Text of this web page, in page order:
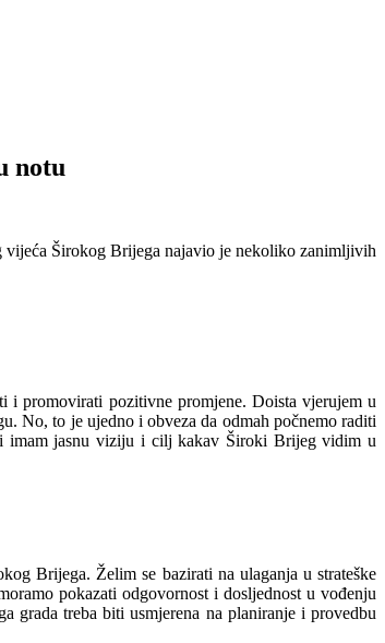
notu
Širokog Brijega najavio je nekoliko zanimljivih
i promovirati pozitivne promjene. Doista vjerujem u
No, to je ujedno i obveza da odmah počnemo raditi
imam jasnu viziju i cilj kakav Široki Brijeg vidim u
Brijega. Želim se bazirati na ulaganja u strateške
pokazati odgovornost i dosljednost u vođenju
grada treba biti usmjerena na planiranje i provedbu